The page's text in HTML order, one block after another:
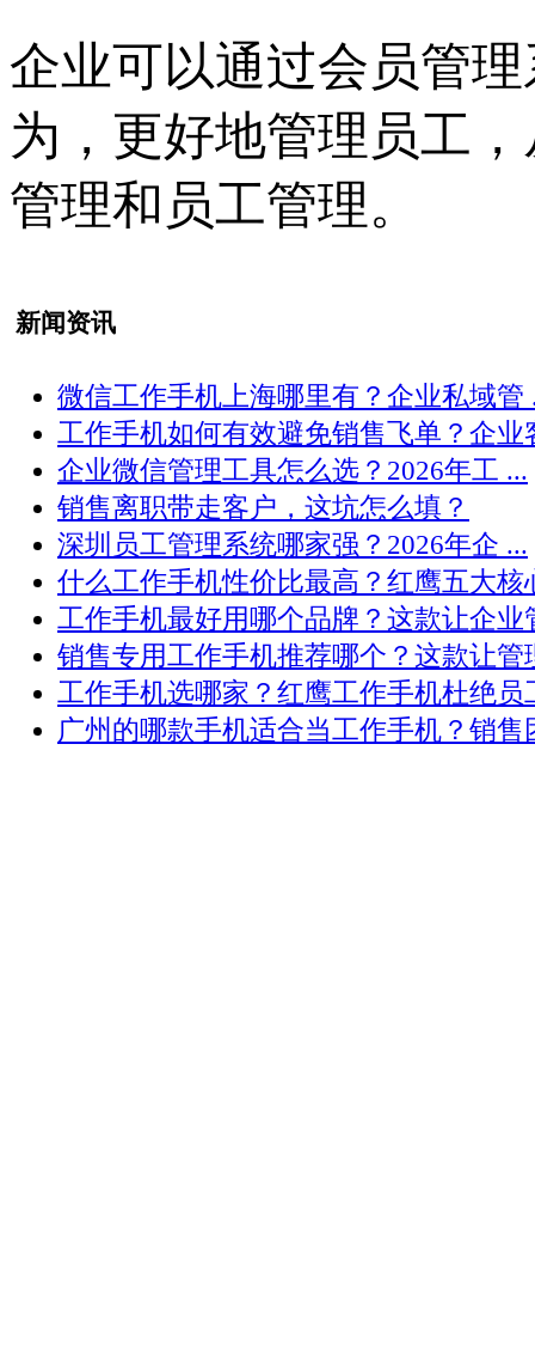
企业可以通过会员管
为，更好地管理员工
管理和员工管理。
新闻资讯
微信工作手机上海哪里有？企业私域管
工作手机如何有效避免销售飞单？企业
企业微信管理工具怎么选？2026年工 ...
销售离职带走客户，这坑怎么填？
深圳员工管理系统哪家强？2026年企 ...
什么工作手机性价比最高？红鹰五大核
工作手机最好用哪个品牌？这款让企业
销售专用工作手机推荐哪个？这款让管
工作手机选哪家？红鹰工作手机杜绝员
广州的哪款手机适合当工作手机？销售